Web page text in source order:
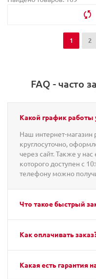
1 2
FAQ - часто
Какой график работы
Наш интернет-магазин
круглосуточно,
через сайт. Также у
которого доступен с
телефону можно
Что такое быстрый
Как оплачивать
Какая есть гарантия